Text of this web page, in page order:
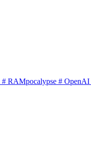
# RAMpocalypse # OpenAI